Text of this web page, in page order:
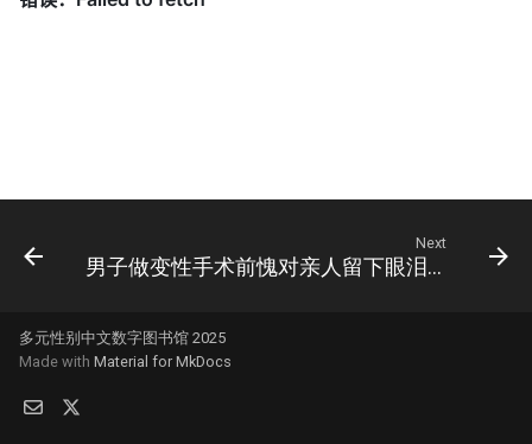
Next
男子做变性手术前愧对亲人留下眼泪(组图)
多元性别中文数字图书馆 2025
Made with Material for MkDocs